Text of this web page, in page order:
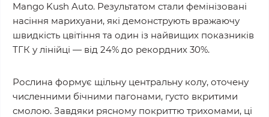
Mango Kush Auto. Результатом стали фемінізовані
насіння марихуани, які демонструють вражаючу
швидкість цвітіння та один із найвищих показників
ТГК у лінійці — від 24% до рекордних 30%.
Рослина формує щільну центральну колу, оточену
численними бічними пагонами, густо вкритими
смолою. Завдяки рясному покриттю трихомами, ці